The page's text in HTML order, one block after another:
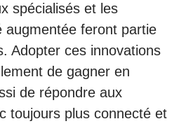
spécialisés et les
augmentée feront partie
Adopter ces innovations
de gagner en
de répondre aux
toujours plus connecté et